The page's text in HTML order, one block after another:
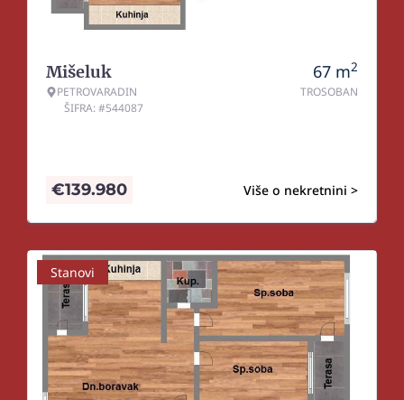
Mišeluk
PETROVARADIN
ŠIFRA: #544087
67 m2
TROSOBAN
Više o nekretnini >
€139.980
Stanovi